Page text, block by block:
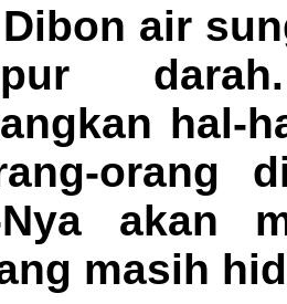
air
hal-
orang
Nya akan
masih